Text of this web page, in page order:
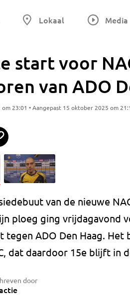
Lokaal Media
start voor
van ADO
23:01 • Aangepast 15 oktober 2025 om
van de nieuwe
ploeg ging vrijdagavond
tegen ADO Den Haag.
dat daardoor 15e blijft in
door